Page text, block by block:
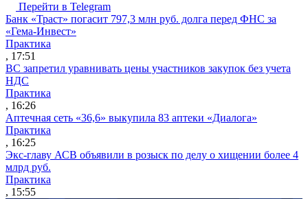
Перейти в Telegram
Банк «Траст» погасит 797,3 млн руб. долга перед ФНС за
«Гема-Инвест»
Практика
, 17:51
ВС запретил уравнивать цены участников закупок без учета
НДС
Практика
, 16:26
Аптечная сеть «36,6» выкупила 83 аптеки «Диалога»
Практика
, 16:25
Экс-главу АСВ объявили в розыск по делу о хищении более 4
млрд руб.
Практика
, 15:55